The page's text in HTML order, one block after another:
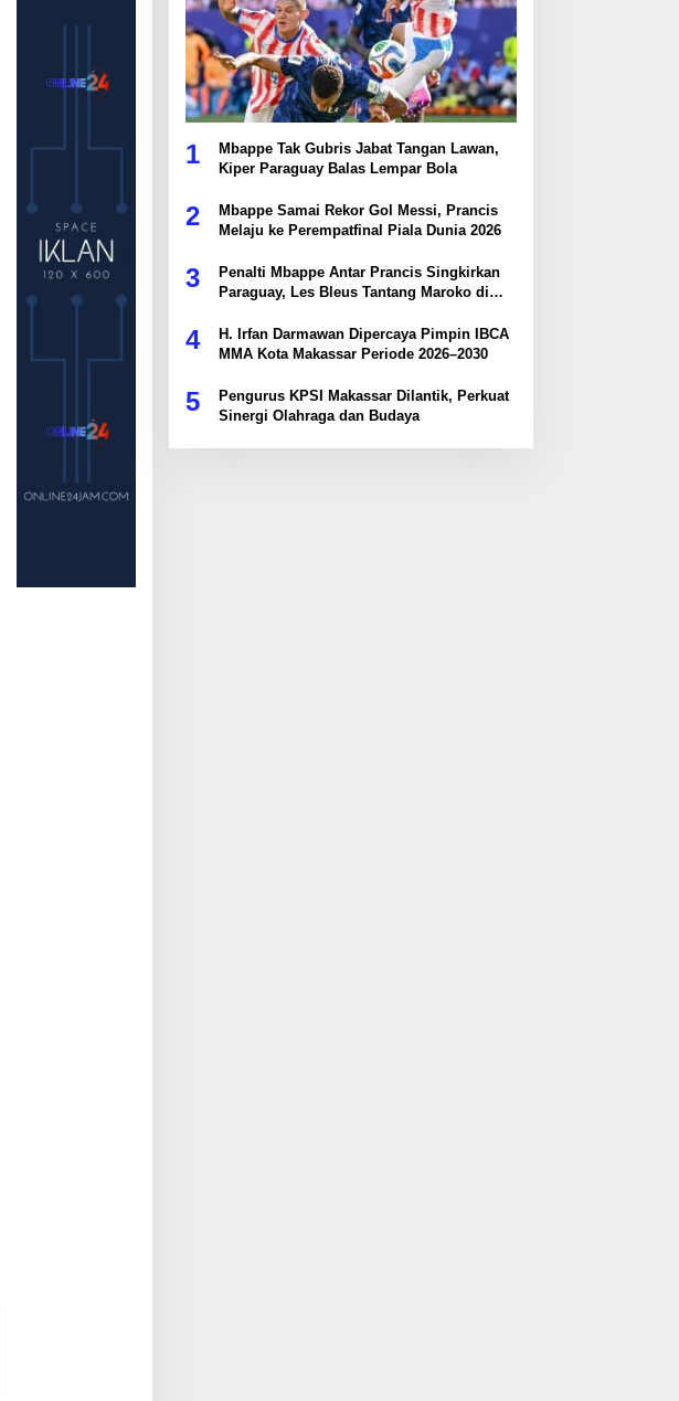
1
Mbappe Tak Gubris Jabat Tangan Lawan,
Kiper Paraguay Balas Lempar Bola
2
Mbappe Samai Rekor Gol Messi, Prancis
Melaju ke Perempatfinal Piala Dunia 2026
3
Penalti Mbappe Antar Prancis Singkirkan
Paraguay, Les Bleus Tantang Maroko di
4
H. Irfan Darmawan Dipercaya Pimpin IBCA
MMA Kota Makassar Periode 2026–2030
5
Pengurus KPSI Makassar Dilantik, Perkuat
Sinergi Olahraga dan Budaya